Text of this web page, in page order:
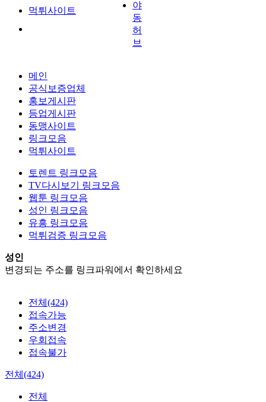
먹튀사이트
야
동
허
브
메인
공식보증업체
홍보게시판
등업게시판
동맹사이트
링크모음
먹튀사이트
토렌트 링크모음
TV다시보기 링크모음
웹툰 링크모음
성인 링크모음
유흥 링크모음
먹튀검증 링크모음
성인
변경되는 주소를 링크파워에서 확인하세요
전체(424)
접속가능
주소변경
우회접속
접속불가
전체(424)
전체